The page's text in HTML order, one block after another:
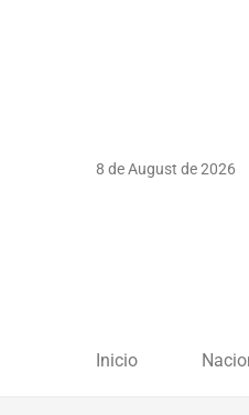
8 de August de 2026
Inicio